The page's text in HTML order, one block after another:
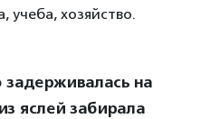
учеба, хозяйство.
на
яслей забирала